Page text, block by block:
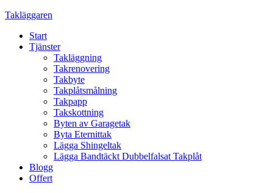
Skip
content
Takläggaren
Start
Tjänster
Takläggning
Takrenovering
Takbyte
Takplåtsmålning
Takpapp
Takskottning
Byten av Garagetak
Byta Eternittak
Lägga Shingeltak
Lägga Bandtäckt Dubbelfalsat Takplåt
Blogg
Offert